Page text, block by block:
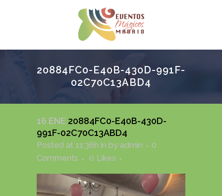
20884FC0-E40B-430D-991F-
02C70C13ABD4
16 ENE 20884FC0-E40B-430D-
991F-02C70C13ABD4
Posted at 11:36h in by admin
0
Comments
0 Likes